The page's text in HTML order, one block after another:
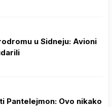
u Sidneju: Avioni
Pantelejmon: Ovo nikako